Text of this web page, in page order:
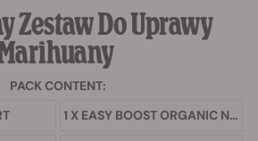
Zestaw Do Uprawy
PACK CONTENT:
1 X EASY BOOST ORGANIC NUTRITION